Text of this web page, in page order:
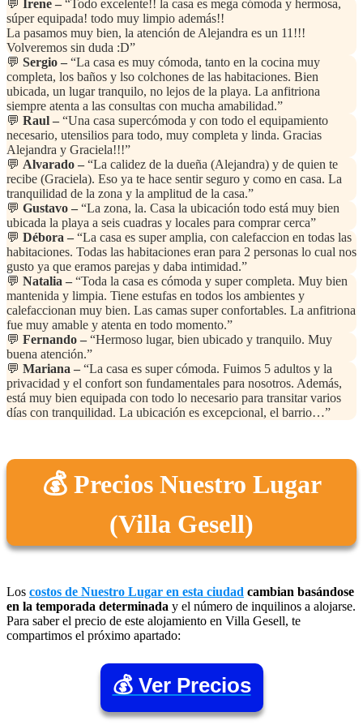
💬 Irene – “Todo excelente!! la casa es mega cómoda y hermosa,
súper equipada! todo muy limpio además!!
La pasamos muy bien, la atención de Alejandra es un 11!!!
Volveremos sin duda :D”
💬 Sergio – “La casa es muy cómoda, tanto en la cocina muy
completa, los baños y lso colchones de las habitaciones. Bien
ubicada, un lugar tranquilo, no lejos de la playa. La anfitriona
siempre atenta a las consultas con mucha amabilidad.”
💬 Raul – “Una casa supercómoda y con todo el equipamiento
necesario, utensilios para todo, muy completa y linda. Gracias
Alejandra y Graciela!!!”
💬 Alvarado – “La calidez de la dueña (Alejandra) y de quien te
recibe (Graciela). Eso ya te hace sentir seguro y como en casa. La
tranquilidad de la zona y la amplitud de la casa.”
💬 Gustavo – “La zona, la. Casa la ubicación todo está muy bien
ubicada la playa a seis cuadras y locales para comprar cerca”
💬 Débora – “La casa es super amplia, con calefaccion en todas las
habitaciones. Todas las habitaciones eran para 2 personas lo cual nos
gusto ya que eramos parejas y daba intimidad.”
💬 Natalia – “Toda la casa es cómoda y super completa. Muy bien
mantenida y limpia. Tiene estufas en todos los ambientes y
calefaccionan muy bien. Las camas super confortables. La anfitriona
fue muy amable y atenta en todo momento.”
💬 Fernando – “Hermoso lugar, bien ubicado y tranquilo. Muy
buena atención.”
💬 Mariana – “La casa es super cómoda. Fuimos 5 adultos y la
privacidad y el confort son fundamentales para nosotros. Además,
está muy bien equipada con todo lo necesario para transitar varios
días con tranquilidad. La ubicación es excepcional, el barrio…”
💰 Precios Nuestro Lugar
(Villa Gesell)
Los costos de Nuestro Lugar en esta ciudad cambian basándose
en la temporada determinada y el número de inquilinos a alojarse.
Para saber el precio de este alojamiento en Villa Gesell, te
compartimos el próximo apartado:
💰 Ver Precios